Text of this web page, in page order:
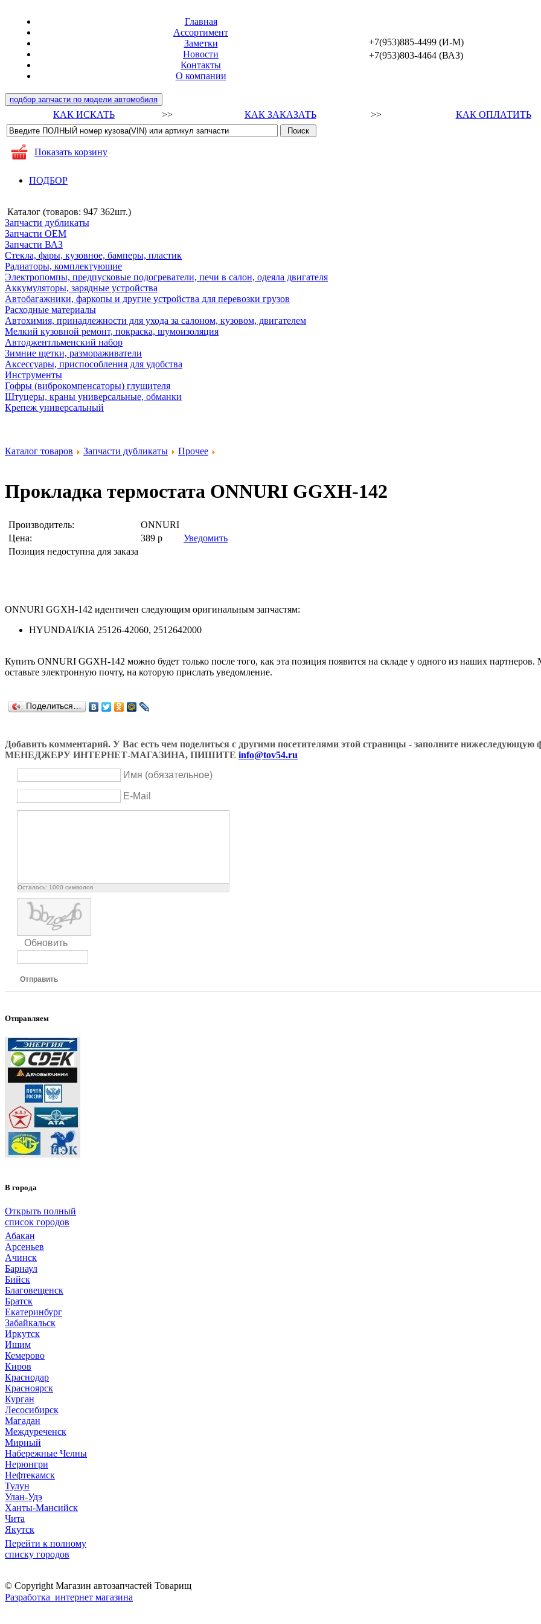
Главная
Ассортимент
Заметки
Новости
Контакты
О компании
+7(953)885-4499 (И-М)
+7(953)803-4464 (ВАЗ)
подбор запчасти по модели автомобиля
КАК ИСКАТЬ >> КАК ЗАКАЗАТЬ >> КАК ОПЛАТИТЬ
Показать корзину
ПОДБОР
Каталог (товаров: 947 362шт.)
Запчасти дубликаты
Запчасти ОЕМ
Запчасти ВАЗ
Стекла, фары, кузовное, бамперы, пластик
Радиаторы, комплектующие
Электропомпы, предпусковые подогреватели, печи в салон, одеяла двигателя
Аккумуляторы, зарядные устройства
Автобагажники, фаркопы и другие устройства для перевозки грузов
Расходные материалы
Автохимия, принадлежности для ухода за салоном, кузовом, двигателем
Мелкий кузовной ремонт, покраска, шумоизоляция
Автоджентльменский набор
Зимние щетки, размораживатели
Аксессуары, приспособления для удобства
Инструменты
Гофры (виброкомпенсаторы) глушителя
Штуцеры, краны универсальные, обманки
Крепеж универсальный
Каталог товаров Запчасти дубликаты Прочее
Прокладка термостата ONNURI GGXH-142
Производитель:
ONNURI
Цена:
389 р
Позиция недоступна для заказа
Уведомить
ONNURI GGXH-142 идентичен следующим оригинальным запчастям:
HYUNDAI/KIA 25126-42060, 2512642000
Купить ONNURI GGXH-142 можно будет только после того, как эта позиция появится на складе у одного из наших
оставьте электронную почту, на которую прислать уведомление.
Поделиться…
Добавить комментарий. У Вас есть чем поделиться с другими посетителями этой страницы - заполните
МЕНЕДЖЕРУ ИНТЕРНЕТ-МАГАЗИНА, ПИШИТЕ info@tov54.ru
Имя (обязательное)
E-Mail
Осталось: 1000 символов
Обновить
Отправить
Отправляем
В города
Открыть полный
список городов
Абакан
Арсеньев
Ачинск
Барнаул
Бийск
Благовещенск
Братск
Екатеринбург
Забайкальск
Иркутск
Ишим
Кемерово
Киров
Краснодар
Красноярск
Курган
Лесосибирск
Магадан
Междуреченск
Мирный
Набережные Челны
Нерюнгри
Нефтекамск
Тулун
Улан-Удэ
Ханты-Мансийск
Чита
Якутск
Перейти к полному
списку городов
© Copyright Магазин автозапчастей Товарищ
Разработка интернет магазина